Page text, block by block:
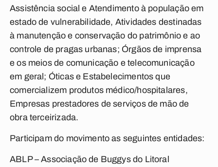
Assistência social e Atendimento à população em
estado de vulnerabilidade, Atividades destinadas
à manutenção e conservação do patrimônio e ao
controle de pragas urbanas; Órgãos de imprensa
e os meios de comunicação e telecomunicação
em geral; Óticas e Estabelecimentos que
comercializem produtos médico/hospitalares,
Empresas prestadores de serviços de mão de
obra terceirizada.
Participam do movimento as seguintes entidades:
ABLP – Associação de Buggys do Litoral